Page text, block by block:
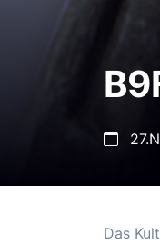
Das